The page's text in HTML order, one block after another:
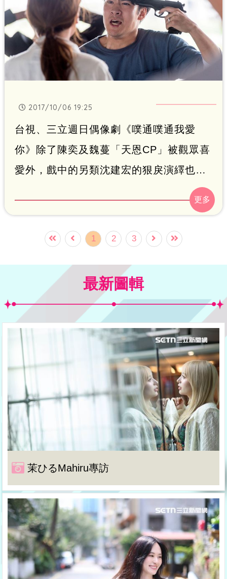
2017/10/06 19:25
台視、三立週日偶像劇《噗通噗通我愛
你》除了陳奕及魏蔓「天恩CP」被觀眾喜
愛外，戲中的另類沈建宏的狠戾演繹也引
起不少討論。本週預告劇中演員大飆戲，
劇中飾演魏蔓爸爸的沈孟生疑似被沈建宏
陷害失蹤，魏蔓、陶嫚曼這對姊妹終於撕
兒的父親，卻因自己而被害，愧疚、崩
潰、無法接受各種複雜情緒都在一個眼神
中流洩而出，讓觀眾看得心痛又心疼。
1 2 3
最新圖輯
茉ひるMahiru專訪